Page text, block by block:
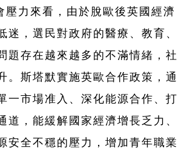
壓力來看，由於脫歐後英國經濟
迷，選民對政府的醫療、教育、
題存在越來越多的不滿情緒，社
。斯塔默實施英歐合作政策，通
一市場准入、深化能源合作、打
道，能緩解國家經濟增長乏力、
安全不穩的壓力，增加青年職業